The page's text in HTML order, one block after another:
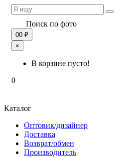
Поиск по фото
00 ₽
×
В корзине пусто!
0
Каталог
Оптовик/дизайнер
Доставка
Возврат/обмен
Производитель